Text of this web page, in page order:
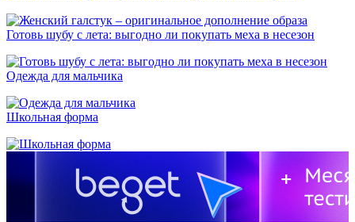
Готовь шубу с лета: выгодно ли покупать меха в несезон
Одежда для мальчика
Школьная форма